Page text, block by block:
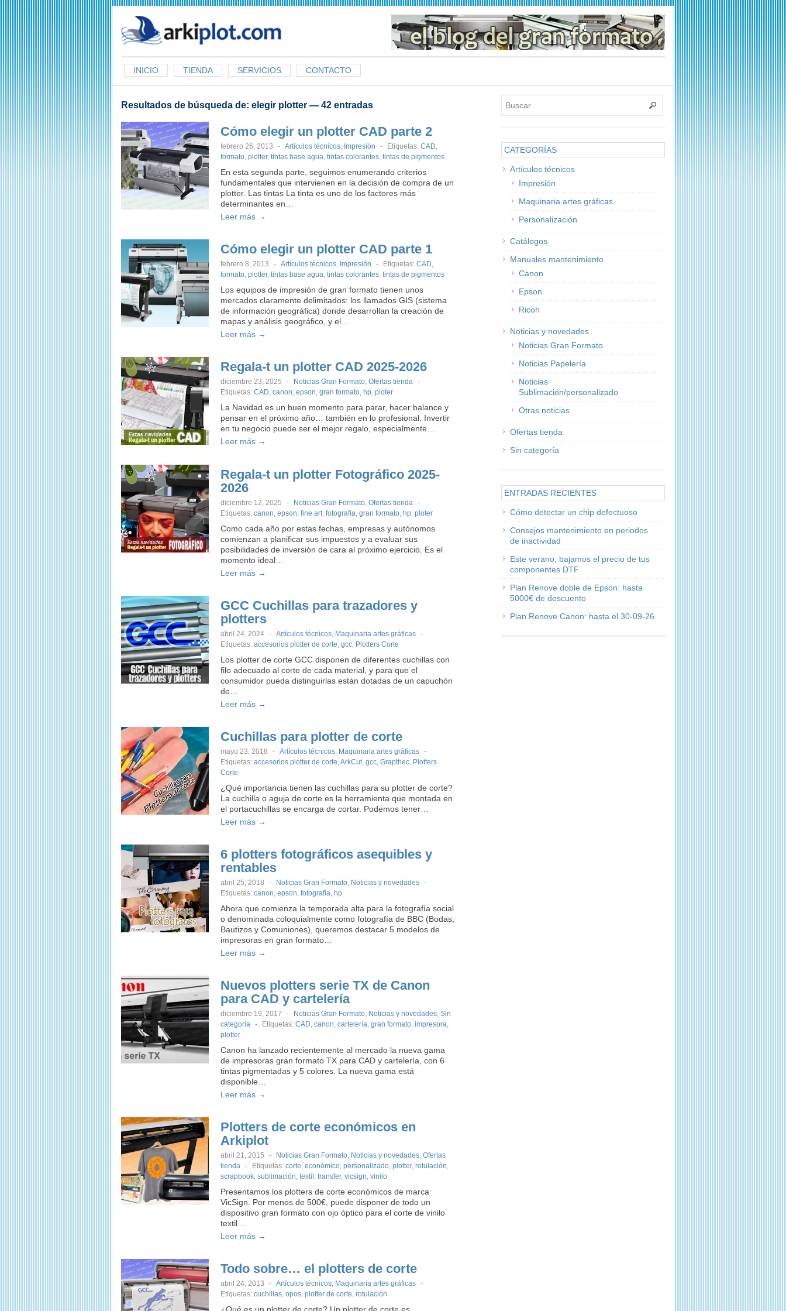
INICIO TIENDA SERVICIOS CONTACTO
Resultados de búsqueda de: elegir plotter — 42 entradas
Cómo elegir un plotter CAD parte 2
febrero 26, 2013 - Artículos técnicos, Impresión - Etiquetas: CAD,
formato, plotter, tintas base agua, tintas colorantes, tintas de pigmentos
En esta segunda parte, seguimos enumerando criterios
fundamentales que intervienen en la decisión de compra de un
plotter. Las tintas La tinta es uno de los factores más
determinantes en…
Leer más →
Cómo elegir un plotter CAD parte 1
febrero 8, 2013 - Artículos técnicos, Impresión - Etiquetas: CAD,
formato, plotter, tintas base agua, tintas colorantes, tintas de pigmentos
Los equipos de impresión de gran formato tienen unos
mercados claramente delimitados: los llamados GIS (sistema
de información geográfica) donde desarrollan la creación de
mapas y análisis geográfico, y el…
Leer más →
Regala-t un plotter CAD 2025-2026
diciembre 23, 2025 - Noticias Gran Formato, Ofertas tienda -
Etiquetas: CAD, canon, epson, gran formato, hp, ploter
La Navidad es un buen momento para parar, hacer balance y
pensar en el próximo año… también en lo profesional. Invertir
en tu negocio puede ser el mejor regalo, especialmente…
Leer más →
Regala-t un plotter Fotográfico 2025-
2026
diciembre 12, 2025 - Noticias Gran Formato, Ofertas tienda -
Etiquetas: canon, epson, fine art, fotografía, gran formato, hp, ploter
Como cada año por estas fechas, empresas y autónomos
comienzan a planificar sus impuestos y a evaluar sus
posibilidades de inversión de cara al próximo ejercicio. Es el
momento ideal…
Leer más →
GCC Cuchillas para trazadores y
plotters
abril 24, 2024 - Artículos técnicos, Maquinaria artes gráficas -
Etiquetas: accesorios plotter de corte, gcc, Plotters Corte
Los plotter de corte GCC disponen de diferentes cuchillas con
filo adecuado al corte de cada material, y para que el
consumidor pueda distinguirlas están dotadas de un capuchón
de…
Leer más →
Cuchillas para plotter de corte
mayo 23, 2018 - Artículos técnicos, Maquinaria artes gráficas -
Etiquetas: accesorios plotter de corte,ArkCut, gcc, Grapthec, Plotters
Corte
¿Qué importancia tienen las cuchillas para su plotter de corte?
La cuchilla o aguja de corte es la herramienta que montada en
el portacuchillas se encarga de cortar. Podemos tener…
Leer más →
6 plotters fotográficos asequibles y
rentables
abril 25, 2018 - Noticias Gran Formato, Noticias y novedades -
Etiquetas: canon, epson, fotografía, hp
Ahora que comienza la temporada alta para la fotografía social
o denominada coloquialmente como fotografía de BBC (Bodas,
Bautizos y Comuniones), queremos destacar 5 modelos de
impresoras en gran formato…
Leer más →
Nuevos plotters serie TX de Canon
para CAD y cartelería
diciembre 19, 2017 - Noticias Gran Formato, Noticias y novedades, Sin
categoría - Etiquetas: CAD, canon, cartelería, gran formato, impresora,
plotter
Canon ha lanzado recientemente al mercado la nueva gama
de impresoras gran formato TX para CAD y cartelería, con 6
tintas pigmentadas y 5 colores. La nueva gama está
disponible…
Leer más →
Plotters de corte económicos en
Arkiplot
abril 21, 2015 - Noticias Gran Formato, Noticias y novedades, Ofertas
tienda - Etiquetas: corte, económico, personalizado, plotter, rotulación,
scrapbook, sublimación, textil , transfer, vicsign, vinilo
Presentamos los plotters de corte económicos de marca
VicSign. Por menos de 500€, puede disponer de todo un
dispositivo gran formato con ojo óptico para el corte de vinilo
textil…
Leer más →
Todo sobre… el plotters de corte
abril 24, 2013 - Artículos técnicos, Maquinaria artes gráficas -
Etiquetas: cuchillas, opos, plotter de corte, rotulación
CATEGORÍAS
Artículos técnicos
Impresión
Maquinaria artes gráficas
Personalización
Catálogos
Manuales mantenimiento
Canon
Epson
Ricoh
Noticias y novedades
Noticias Gran Formato
Noticias Papelería
Noticias
Sublimación/personalizado
Otras noticias
Ofertas tienda
Sin categoría
ENTRADAS RECIENTES
Cómo detectar un chip defectuoso
Consejos mantenimiento en periodos
de inactividad
Este verano, bajamos el precio de tus
componentes DTF
Plan Renove doble de Epson: hasta
5000€ de descuento
Plan Renove Canon: hasta el 30-09-26